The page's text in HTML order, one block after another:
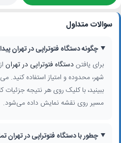
سوالات متداول
چگونه دستگاه فتوتراپی در تهران
برای یافتندستگاه فتوتراپی در تهران
شهر، محدوده و امتیاز استفاده کنید.
ببینید، با کلیک روی هر نتیجه
مسیر روی نقشه نمایش داده می‌شود.
چطور با دستگاه فتوتراپی در تهران